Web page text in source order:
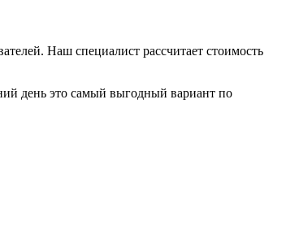
Наш специалист рассчитает стоимость
день это самый выгодный вариант по